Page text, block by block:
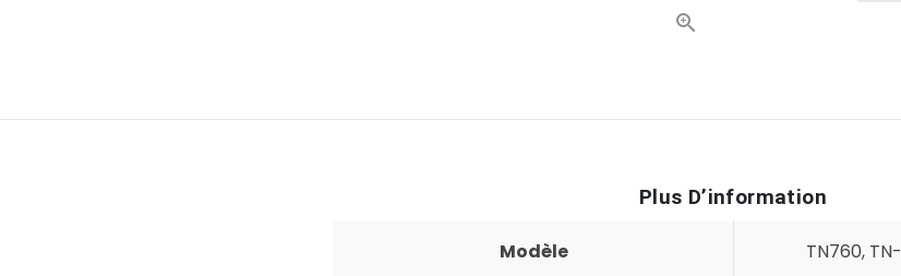
Plus D’information
Modèle TN760,